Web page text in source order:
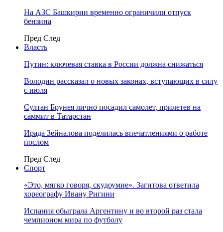
На АЗС Башкирии временно ограничили отпуск
бензина
Пред След
Власть
Путин: ключевая ставка в России должна снижаться
Володин рассказал о новых законах, вступающих в силу
с июля
Султан Брунея лично посадил самолет, прилетев на
саммит в Татарстан
Ирада Зейналова поделилась впечатлениями о работе
послом
Пред След
Спорт
«Это, мягко говоря, скудоумие». Загитова ответила
хореографу Ивану Ригини
Испания обыграла Аргентину и во второй раз стала
чемпионом мира по футболу